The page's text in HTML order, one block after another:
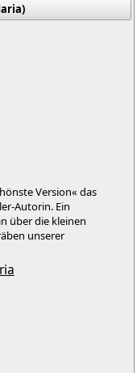
Version« das
Autorin. Ein
über die kleinen
unserer